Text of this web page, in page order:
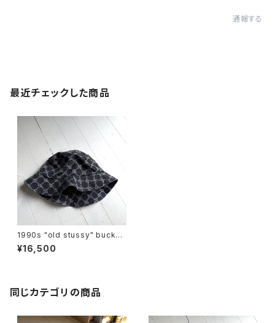
通報する
最近チェックした商品
1990s "old stussy" bucket
hat
¥16,500
同じカテゴリの商品